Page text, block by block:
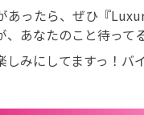
ったら、ぜひ『
あなたのこと待って
みにしてますっ！バ